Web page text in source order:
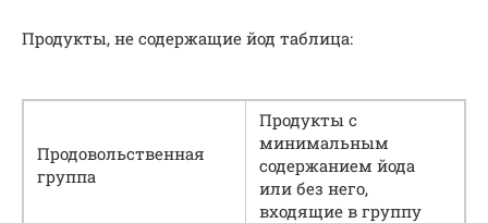
Продукты, не содержащие йод таблица:
Продовольственная
группа
Продукты с
минимальным
содержанием йода
или без него,
входящие в группу